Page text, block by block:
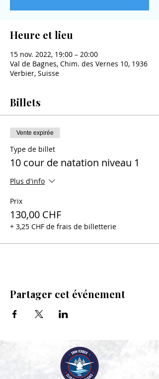
Heure et lieu
15 nov. 2022, 19:00 – 20:00
Val de Bagnes, Chim. des Vernes 10, 1936
Verbier, Suisse
Billets
Vente expirée
Type de billet
10 cour de natation niveau 1
Plus d'info
Prix
130,00 CHF
+ 3,25 CHF de frais de billetterie
Partager cet événement